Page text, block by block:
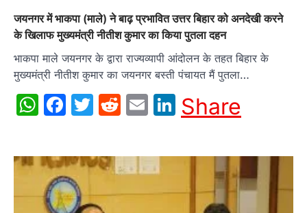
जयनगर में भाकपा (माले) ने बाढ़ प्रभावित उत्तर बिहार को अनदेखी करने
के खिलाफ मुख्यमंत्री नीतीश कुमार का किया पुतला दहन
भाकपा माले जयनगर के द्वारा राज्यव्यापी आंदोलन के तहत बिहार के
मुख्यमंत्री नीतीश कुमार का जयनगर बस्ती पंचायत मैं पुतला…
WhatsApp
Facebook
Twitter
Reddit
EmailLinkedIn
Share